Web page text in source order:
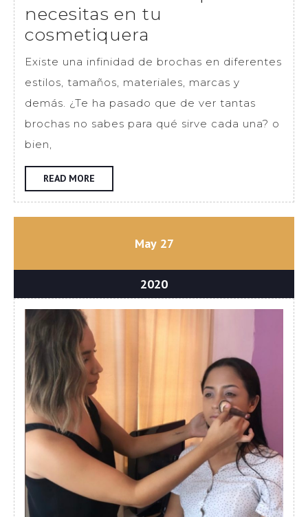
necesitas en tu
cosmetiquera
Brochas
básicas
que
necesitas
Existe una infinidad de brochas en diferentes
estilos, tamaños, materiales, marcas y
demás. ¿Te ha pasado que de ver tantas
brochas no sabes para qué sirve cada una? o
bien,
READ MORE
MORE
Maymayo
2020
27mayo
2020mayo
27,